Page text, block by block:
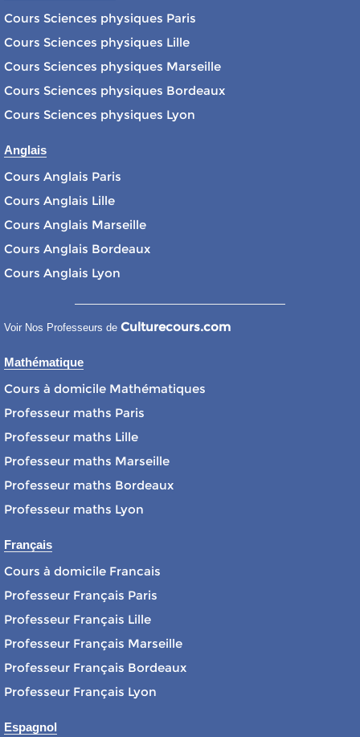
Cours Sciences physiques Paris
Cours Sciences physiques Lille
Cours Sciences physiques Marseille
Cours Sciences physiques Bordeaux
Cours Sciences physiques Lyon
Anglais
Cours Anglais Paris
Cours Anglais Lille
Cours Anglais Marseille
Cours Anglais Bordeaux
Cours Anglais Lyon
Voir Nos Professeurs de Culturecours.com
Mathématique
Cours à domicile Mathématiques
Professeur maths Paris
Professeur maths Lille
Professeur maths Marseille
Professeur maths Bordeaux
Professeur maths Lyon
Français
Cours à domicile Francais
Professeur Français Paris
Professeur Français Lille
Professeur Français Marseille
Professeur Français Bordeaux
Professeur Français Lyon
Espagnol